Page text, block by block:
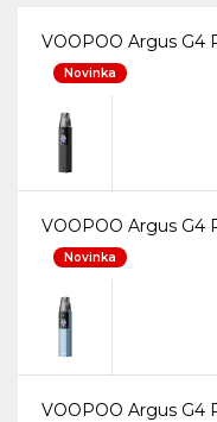
VOOPOO Argus G4
Novinka
VOOPOO Argus G4
Novinka
VOOPOO Argus G4